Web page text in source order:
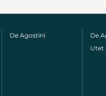
De Agostini
De
Utet